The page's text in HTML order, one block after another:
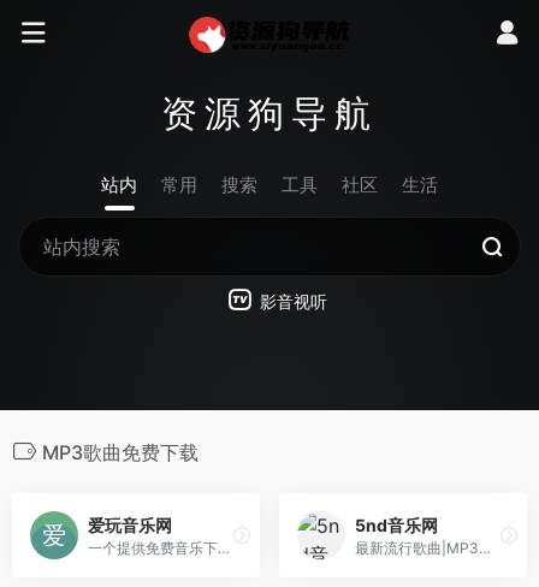
资源狗导航
站内 常用 搜索 工具 社区 生活
影音视听
MP3歌曲免费下载
爱玩音乐网
一个提供免费音乐下载的网站，拥有丰富的歌曲资源，包括流行歌曲、经典老歌、DJ舞曲等等。
5nd音乐网
最新流行歌曲|MP3歌曲免费下载|好听的歌|音乐下载 免费听mp3音乐